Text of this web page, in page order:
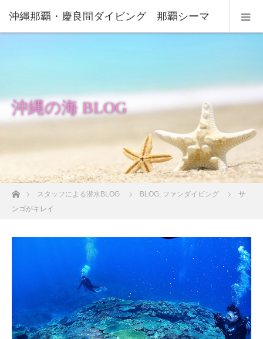
沖縄那覇・慶良間ダイビング 那覇シーマ
沖縄の海 BLOG
ホームスタッフによる潜水BLOG BLOG, ファンダイビング
サ
ンゴがキレイ